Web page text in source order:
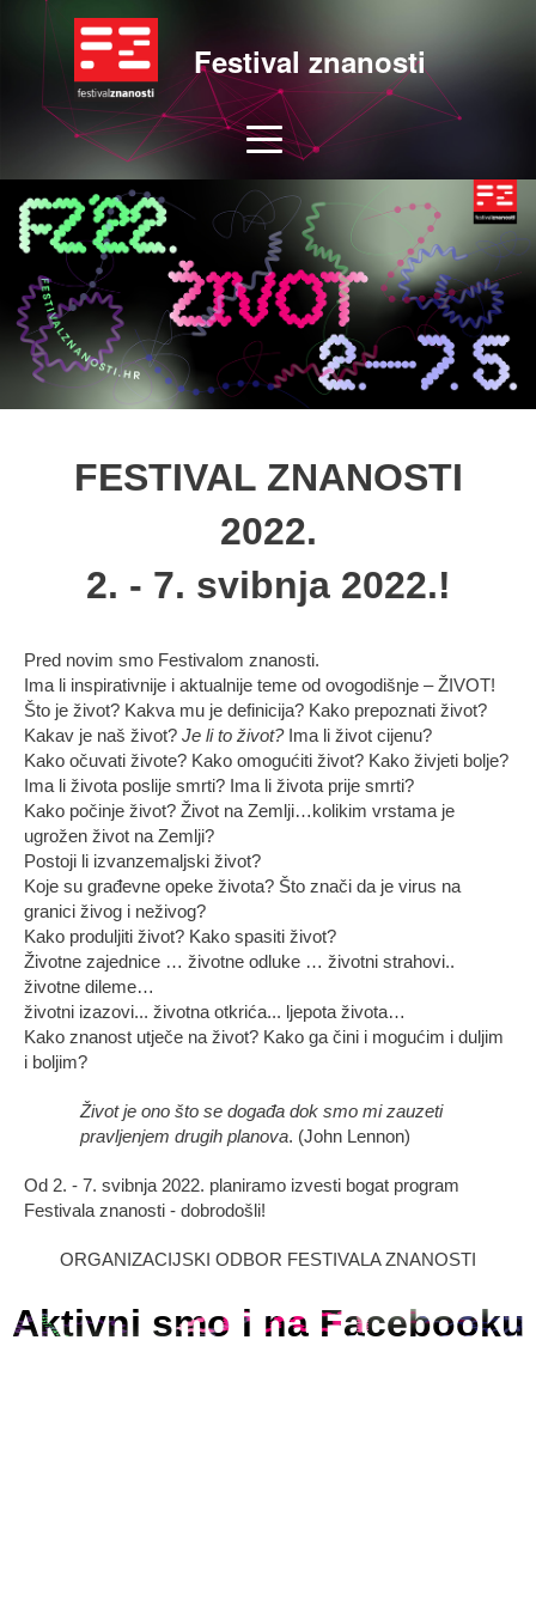
Festival znanosti
FESTIVAL ZNANOSTI
2022.
2. - 7. svibnja 2022.!
Pred novim smo Festivalom znanosti.
Ima li inspirativnije i aktualnije teme od ovogodišnje – ŽIVOT!
Što je život? Kakva mu je definicija? Kako prepoznati život?
Kakav je naš život?Je li to život?Ima li život cijenu?
Kako očuvati živote? Kako omogućiti život? Kako živjeti bolje?
Ima li života poslije smrti? Ima li života prije smrti?
Kako počinje život? Život na Zemlji…kolikim vrstama je
ugrožen život na Zemlji?
Postoji li izvanzemaljski život?
Koje su građevne opeke života? Što znači da je virus na
granici živog i neživog?
Kako produljiti život? Kako spasiti život?
Životne zajednice … životne odluke … životni strahovi..
životne dileme…
životni izazovi... životna otkrića... ljepota života…
Kako znanost utječe na život? Kako ga čini i mogućim i duljim
i boljim?
Život je ono što se događa dok smo mi zauzeti
pravljenjem drugih planova. (John Lennon)
Od 2. - 7. svibnja 2022. planiramo izvesti bogat program
Festivala znanosti - dobrodošli!
ORGANIZACIJSKI ODBOR FESTIVALA ZNANOSTI
Aktivni smo i na Facebooku